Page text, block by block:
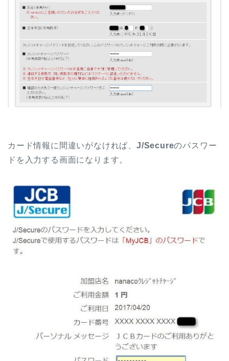
カード情報に間違いがなければ、 J/Secureのパスワー
ドを入力する画面になります。